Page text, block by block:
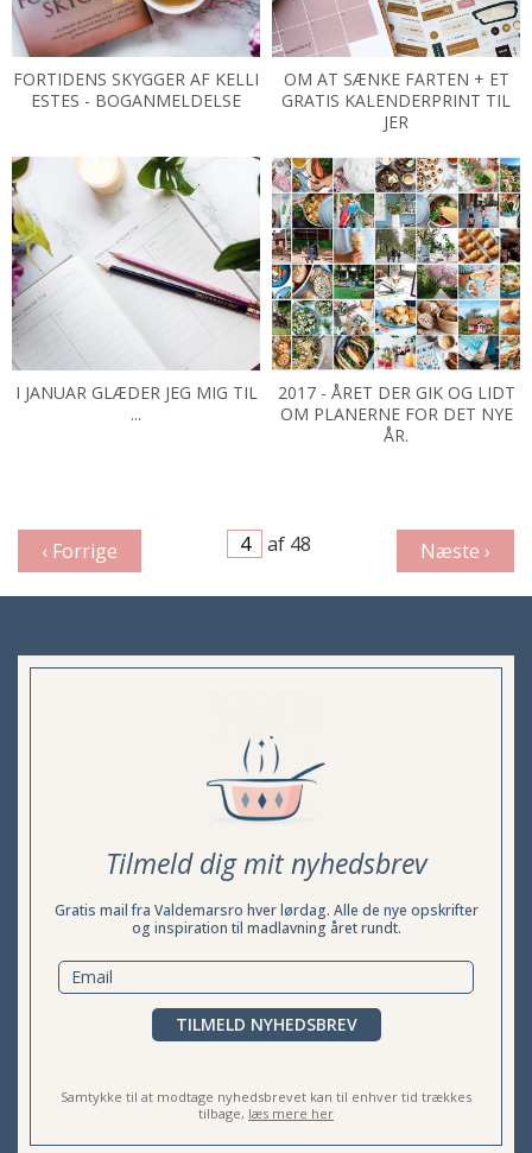
FORTIDENS SKYGGER AF KELLI
ESTES - BOGANMELDELSE
OM AT SÆNKE FARTEN + ET
GRATIS KALENDERPRINT TIL
JER
I JANUAR GLÆDER JEG MIG TIL
...
2017 - ÅRET DER GIK OG LIDT
OM PLANERNE FOR DET NYE
ÅR.
‹ Forrige af 48 Næste ›
Tilmeld dig mit nyhedsbrev
Gratis mail fra Valdemarsro hver lørdag. Alle de nye opskrifter
og inspiration til madlavning året rundt.
TILMELD NYHEDSBREV
Samtykke til at modtage nyhedsbrevet kan til enhver tid trækkes
tilbage, læs mere her